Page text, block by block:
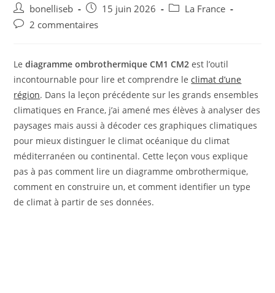
bonelliseb 15 juin 2026
La France
2 commentaires
Lediagramme ombrothermique CM1 CM2 est l’outil
incontournable pour lire et comprendre leclimat d’une
région. Dans la leçon précédente sur les grands ensembles
climatiques en France, j’ai amené mes élèves à analyser des
paysages mais aussi à décoder ces graphiques climatiques
pour mieux distinguer le climat océanique du climat
méditerranéen ou continental. Cette leçon vous explique
pas à pas comment lire un diagramme ombrothermique,
comment en construire un, et comment identifier un type
de climat à partir de ses données.